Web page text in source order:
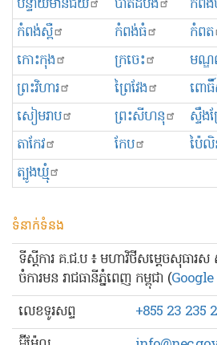
បន្ទាយមានជ័យ បាត់ដំបង កំពង់
កំពង់ស្ពឺ
កំពង់ធំ កំពត
កោះកុង
ក្រចេះ មណ្
ព្រះ​វិហារ
ព្រៃវែង ពោ
សៀមរាប
ព្រះសីហនុ ស្ទឹង
តាកែវ
កែប ប៉ៃ
ត្បូងឃ្មុំ
ទំនាក់ទំនង
ទីស្ដីការ គ.ជ.ប ៖ មហាវិថីសម្ដេចសុធារស
ចំការមន រាជធានីភ្នំពេញ កម្ពុជា (
លេខ​ទូរសព្ទ
+855 23 235